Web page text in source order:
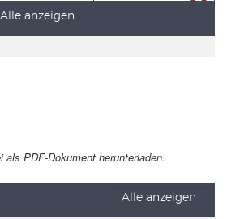
Alle anzeigen
PDF-Dokument herunterladen.
Alle anzeigen